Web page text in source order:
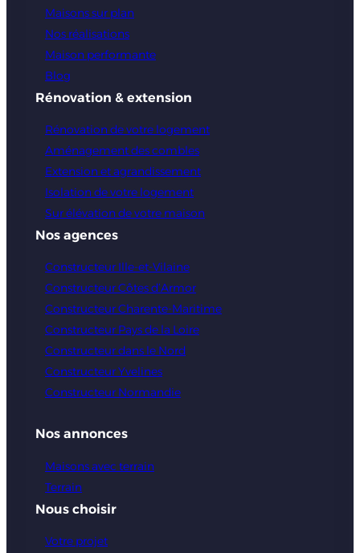
Maisons sur plan
Nos réalisations
Maison performante
Blog
Rénovation & extension
Rénovation de votre logement
Aménagement des combles
Extension et agrandissement
Isolation de votre logement
Sur élévation de votre maison
Nos agences
Constructeur Ille-et-Vilaine
Constructeur Côtes d’Armor
Constructeur Charente-Maritime
Constructeur Pays de la Loire
Constructeur dans le Nord
Constructeur Yvelines
Constructeur Normandie
Nos annonces
Maisons avec terrain
Terrain
Nous choisir
Votre projet